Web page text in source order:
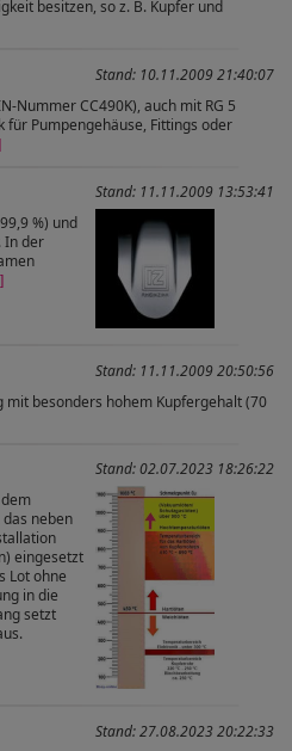
besitzen, so z. B. Kupfer und
Stand: 10.11.2009 21:40:07
Nummer CC490K), auch mit RG 5
für Pumpengehäuse, Fittings oder
Stand: 11.11.2009 13:53:41
%) und
In der
Stand: 11.11.2009 20:50:56
mit besonders hohem Kupfergehalt (70
Stand: 02.07.2023 18:26:22
neben
eingesetzt
Lot ohne
in die
setzt
Stand: 27.08.2023 20:22:33